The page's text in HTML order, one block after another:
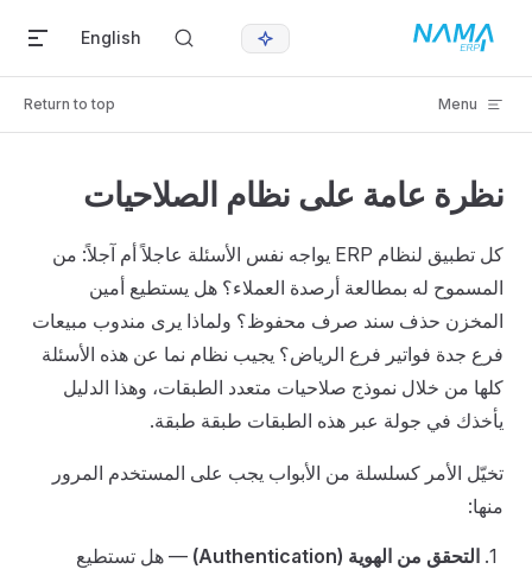
Skip to content
English
Menu
Return to top
نظرة عامة على نظام الصلاحيات
كل تطبيق لنظام ERP يواجه نفس الأسئلة عاجلاً أم آجلاً: من
المسموح له بمطالعة أرصدة العملاء؟ هل يستطيع أمين
المخزن حذف سند صرف محفوظ؟ ولماذا يرى مندوب مبيعات
فرع جدة فواتير فرع الرياض؟ يجيب نظام نما عن هذه الأسئلة
كلها من خلال نموذج صلاحيات متعدد الطبقات، وهذا الدليل
يأخذك في جولة عبر هذه الطبقات طبقة طبقة.
تخيّل الأمر كسلسلة من الأبواب يجب على المستخدم المرور
منها:
التحقق من الهوية (Authentication)
— هل تستطيع